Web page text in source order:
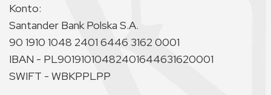
Konto:
Santander Bank Polska S.A.
90 1910 1048 2401 6446 3162 0001
IBAN - PL90191010482401644631620001
SWIFT - WBKPPLPP